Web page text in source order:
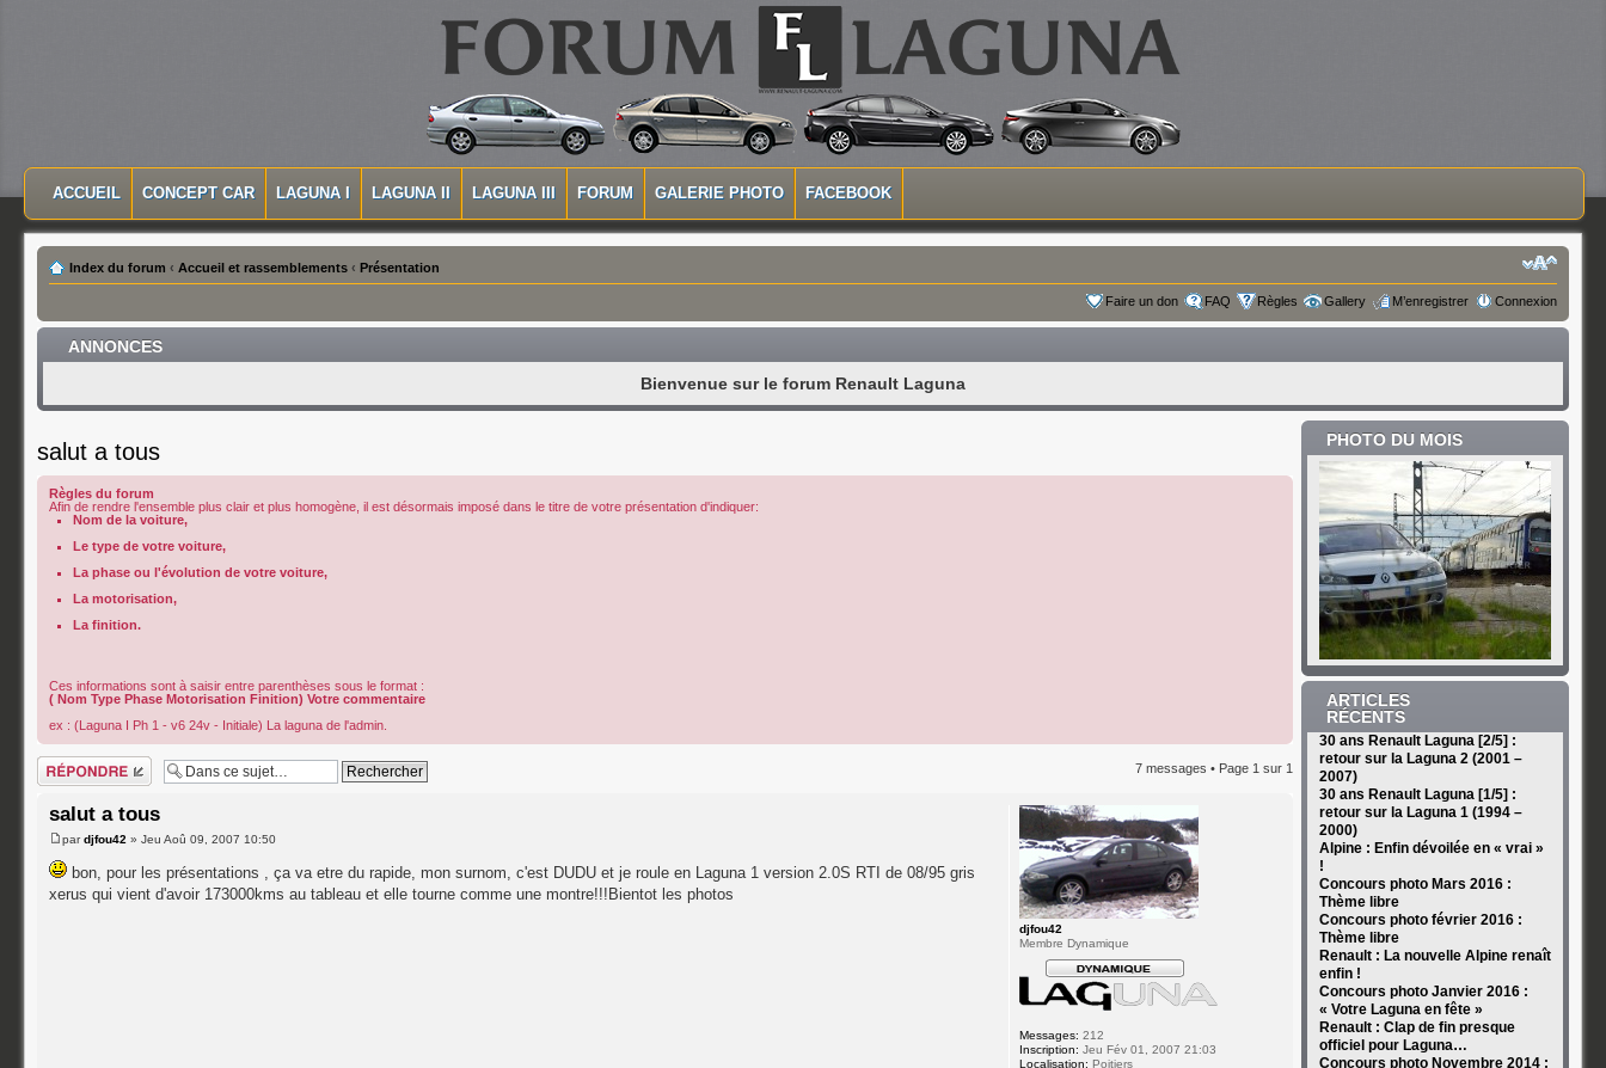
MENU PRINCIPAL
ACCUEIL CONCEPT CAR LAGUNA I LAGUNA II LAGUNA III FORUM GALERIE PHOTO FACEBOOK
Index du forum ‹ Accueil et rassemblements ‹ Présentation
Faire un don FAQ Règles Gallery M’enregistrer Connexion
ANNONCES
Bienvenue sur le forum Renault Laguna
salut a tous
Règles du forum
Afin de rendre l'ensemble plus clair et plus homogène, il est désormais imposé dans le titre de votre présentation d'indiquer:
Nom de la voiture,
Le type de votre voiture,
La phase ou l'évolution de votre voiture,
La motorisation,
La finition.
Ces informations sont à saisir entre parenthèses sous le format :
( Nom Type Phase Motorisation Finition) Votre commentaire
ex : (Laguna I Ph 1 - v6 24v - Initiale) La laguna de l'admin.
Répondre 7 messages • Page 1 sur 1
salut a tous
pardjfou42 » Jeu Aoû 09, 2007 10:50
bon, pour les présentations , ça va etre du rapide, mon surnom, c'est DUDU et je roule en Laguna 1 version 2.0S RTI de 08/95 gris
xerus qui vient d'avoir 173000kms au tableau et elle tourne comme une montre!!!Bientot les photos
djfou42
Membre Dynamique
Messages: 212
Inscription: Jeu Fév 01, 2007 21:03
Localisation: Poitiers
PHOTO DU MOIS
ARTICLES
RÉCENTS
30 ans Renault Laguna [2/5] :
retour sur la Laguna 2 (2001 –
2007)
30 ans Renault Laguna [1/5] :
retour sur la Laguna 1 (1994 –
2000)
Alpine : Enfin dévoilée en « vrai »
!
Concours photo Mars 2016 :
Thème libre
Concours photo février 2016 :
Thème libre
Renault : La nouvelle Alpine renaît
enfin !
Concours photo Janvier 2016 :
« Votre Laguna en fête »
Renault : Clap de fin presque
officiel pour Laguna…
Concours photo Novembre 2014 :